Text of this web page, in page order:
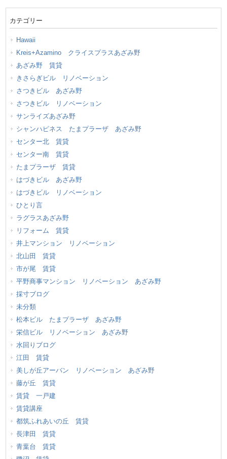
カテゴリー
Hawaii
Kreis+Azamino クライスプラスあざみ野
あざみ野 賃貸
きさらぎビル リノベーション
さつきビル あざみ野
さつきビル リノベーション
サンライズあざみ野
シャンハピネス たまプラーザ あざみ野
センター北 賃貸
センター南 賃貸
たまプラーザ 賃貸
はづきビル あざみ野
はづきビル リノベーション
ひとり言
ラグラスあざみ野
リフォーム 賃貸
井上マンション リノベーション
北山田 賃貸
市が尾 賃貸
平野商事マンション リノベーション あざみ野
採寸ブログ
未分類
松本ビル たまプラーザ あざみ野
栄信ビル リノベーション あざみ野
水回りブログ
江田 賃貸
美しが丘アーバン リノベーション あざみ野
藤が丘 賃貸
賃貸 一戸建
賃貸講座
都筑ふれあいの丘 賃貸
長津田 賃貸
青葉台 賃貸